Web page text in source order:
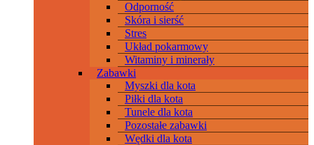
Odporność
Skóra i sierść
Stres
Układ pokarmowy
Witaminy i minerały
Zabawki
Myszki dla kota
Piłki dla kota
Tunele dla kota
Pozostałe zabawki
Wędki dla kota